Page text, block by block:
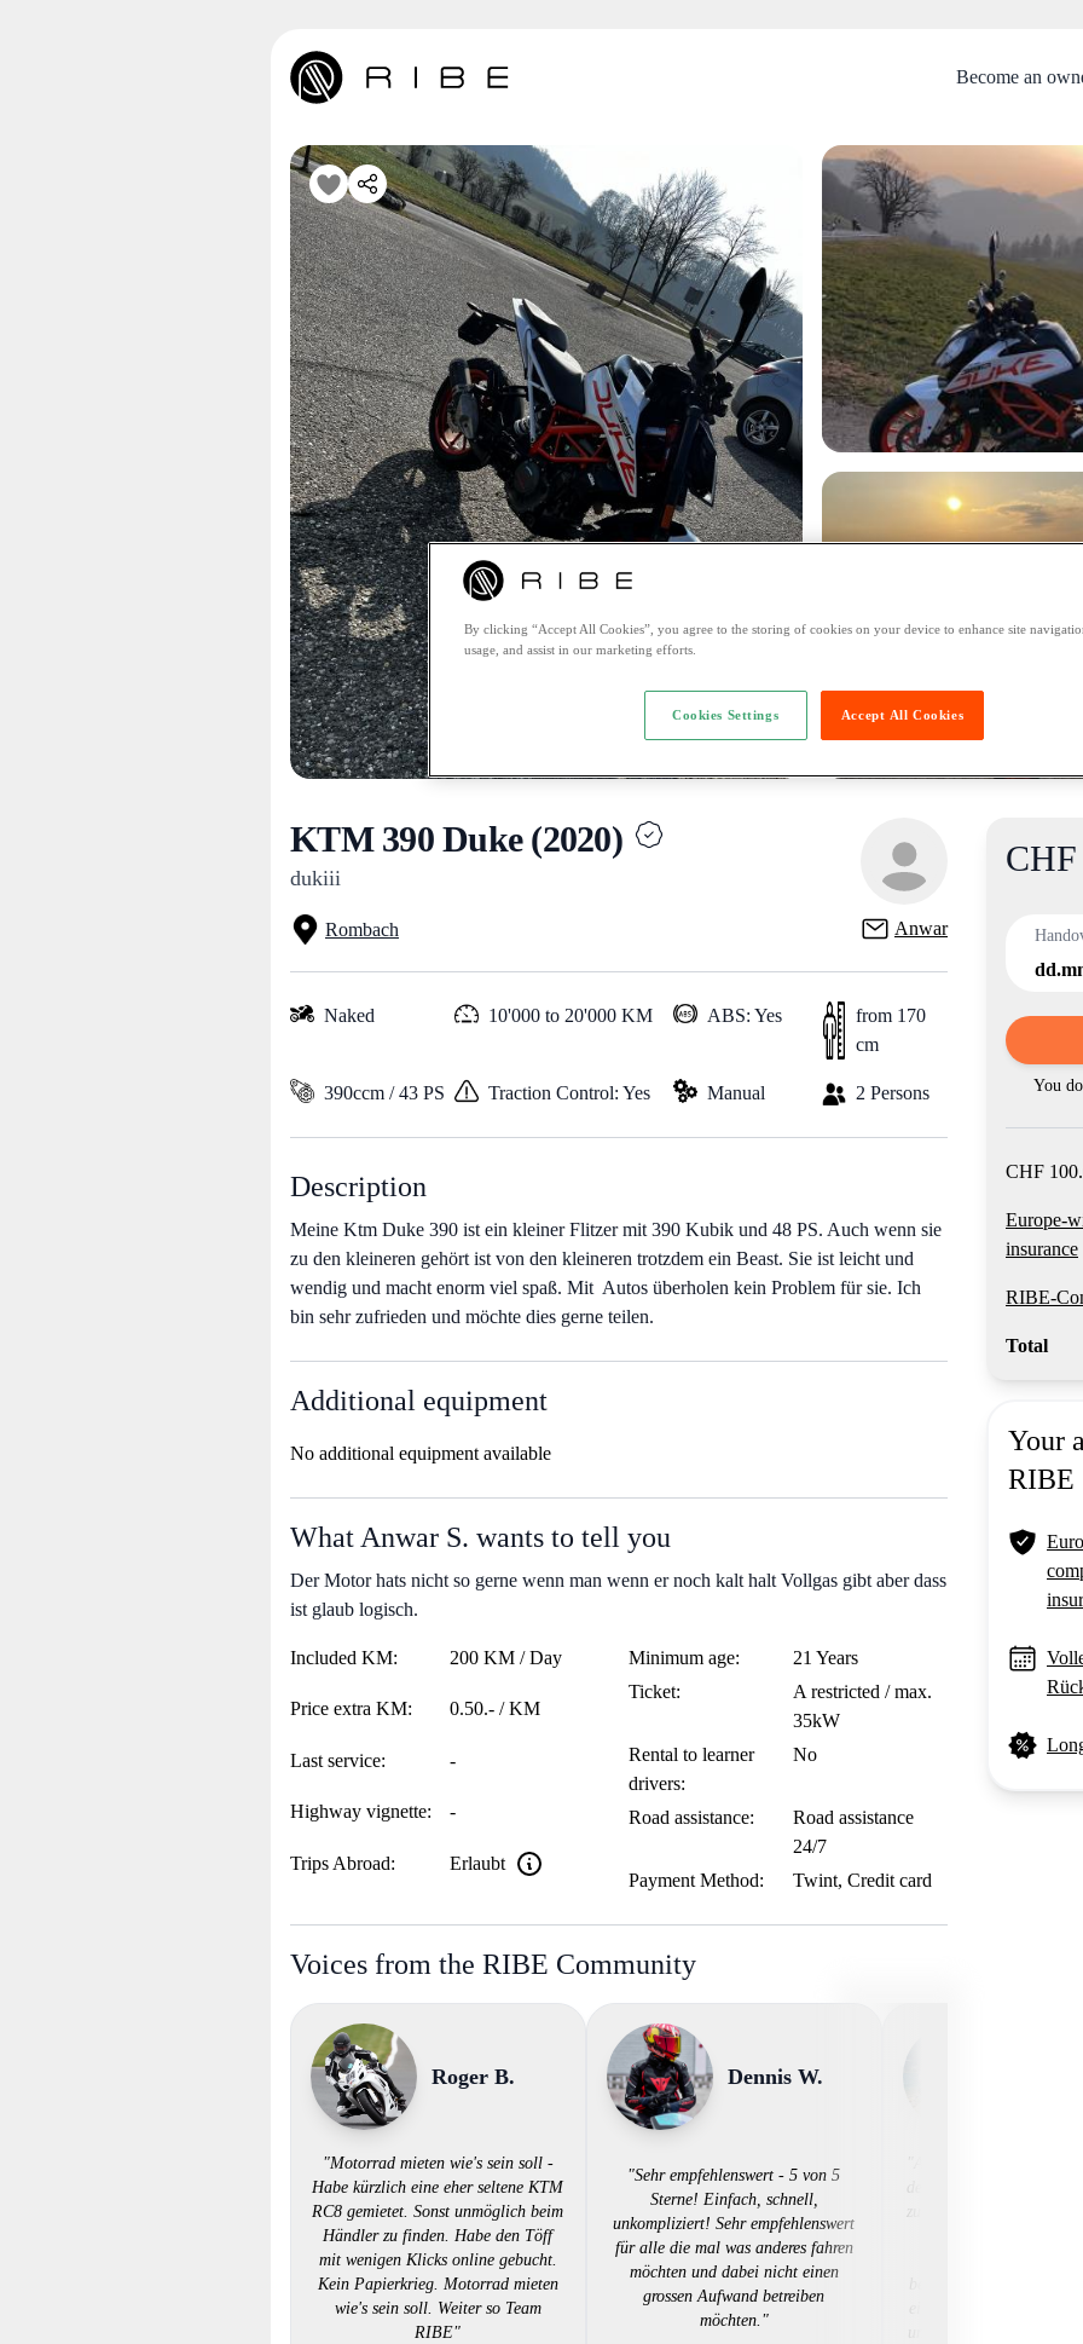
Become an
KTM 390 Duke (2020)
dukiii
Rombach Anwar
Product
You
CHF
Europe-
insurance
RIBE-
Total
Your
RIBE
Naked 10'000 to 20'000 KM ABS: Yes
from 170
cm
390ccm / 43 PS Traction Control: Yes Manual 2 Persons
Description
Meine Ktm Duke 390 ist ein kleiner Flitzer mit 390 Kubik und 48 PS. Auch wenn sie
zu den kleineren gehört ist von den kleineren trotzdem ein Beast. Sie ist leicht und
wendig und macht enorm viel spaß. Mit Autos überholen kein Problem für sie. Ich
bin sehr zufrieden und möchte dies gerne teilen.
Additional equipment
No additional equipment available
What Anwar S. wants to tell you
Der Motor hats nicht so gerne wenn man wenn er noch kalt halt Vollgas gibt aber dass
ist glaub logisch.
Included KM: 200 KM / Day
Price extra KM: 0.50.- / KM
Last service: -
Highway vignette: -
Trips Abroad: Erlaubt
Minimum age:
21 Years
Ticket:
A restricted / max.
35kW
Rental to learner
drivers:
No
Road assistance:
Road assistance
24/7
Payment Method:
Twint, Credit card
Voices from the RIBE Community
Roger B.
"Motorrad mieten wie's sein soll -
Habe kürzlich eine eher seltene KTM
RC8 gemietet. Sonst unmöglich beim
Händler zu finden. Habe den Töff
mit wenigen Klicks online gebucht.
Kein Papierkrieg. Motorrad mieten
wie's sein soll. Weiter so Team
RIBE"
Dennis W.
"Sehr empfehlenswert - 5 von 5
Sterne! Einfach, schnell,
unkompliziert! Sehr empfehlenswert
für alle die mal was anderes fahren
möchten und dabei nicht einen
grossen Aufwand betreiben
möchten."
zuverlässigen
By clicking “Accept All Cookies”, you agree to the storing of cookies on your device to enhance site
usage, and assist in our marketing efforts.
Accept All Cookies
Cookies Settings